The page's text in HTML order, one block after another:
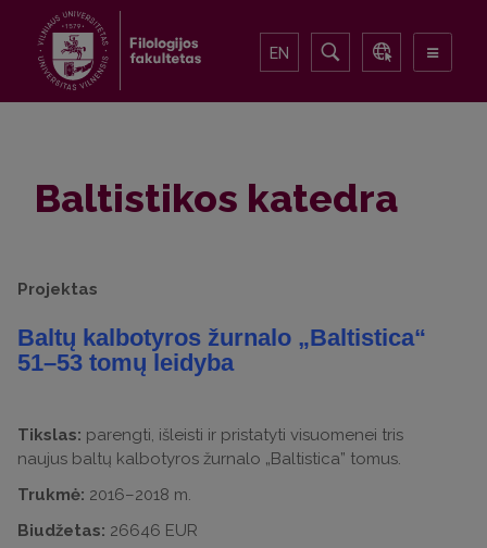
EN
Baltistikos katedra
Projektas
Baltų kalbotyros žurnalo „Baltistica“
51–53 tomų leidyba
Tikslas: parengti, išleisti ir pristatyti visuomenei tris
naujus baltų kalbotyros žurnalo „Baltistica” tomus.
Trukmė: 2016–2018 m.
Biudžetas: 26646 EUR